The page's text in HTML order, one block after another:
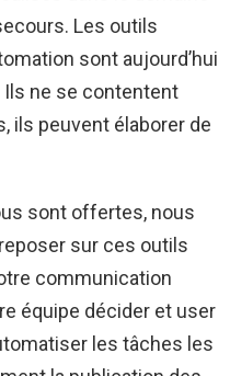
Les outils
sont aujourd’hui
ne se contentent
ils peuvent élaborer de
sont offertes, nous
sur ces outils
communication
équipe décider et user
les tâches les